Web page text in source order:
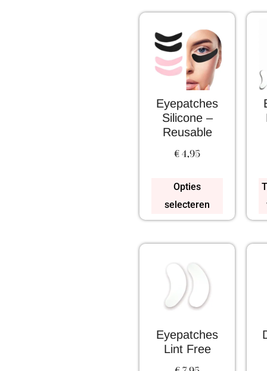
Eyepatches
Silicone –
Reusable
€4,95
Opties
selecteren
Eyepatches
Lint Free